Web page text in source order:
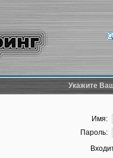
Укажите
Имя:
Пароль: